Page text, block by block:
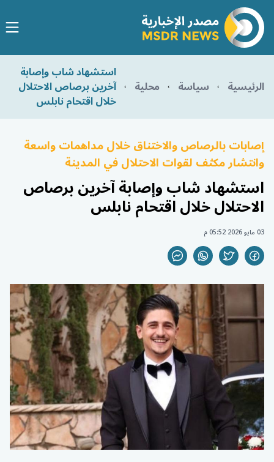
الرئيسية سياسة محلية
استشهاد شاب وإصابة
آخرين برصاص الاحتلال
خلال اقتحام نابلس
إصابات بالرصاص والاختناق خلال مداهمات واسعة
وانتشار مكثف لقوات الاحتلال في المدينة
استشهاد شاب وإصابة آخرين برصاص
الاحتلال خلال اقتحام نابلس
03 مايو 2026 05:52 م